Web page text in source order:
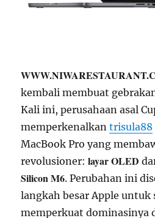
kembali membuat
Kali ini, perusahaan asal
memperkenalkantrisula88
MacBook Pro yang
revolusioner:layar OLED
Silicon M6. Perubahan ini
langkah besar Apple untuk
memperkuat dominasinya